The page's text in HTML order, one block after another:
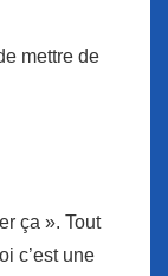
mettre de
ça ». Tout
c’est une